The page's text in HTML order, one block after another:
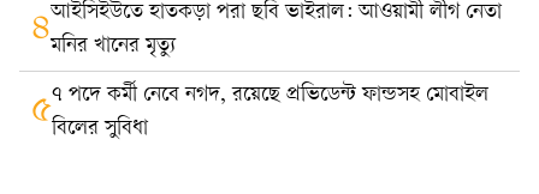
৪আইসিইউতে হাতকড়া পরা ছবি ভাইরাল: আওয়ামী লীগ নেতা
মনির খানের মৃত্যু
৫৭ পদে কর্মী নেবে নগদ, রয়েছে প্রভিডেন্ট ফান্ডসহ মোবাইল
বিলের সুবিধা